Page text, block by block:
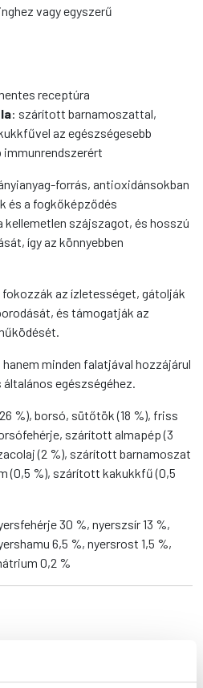
vagy egyszerű
receptúra
: szárított barnamoszattal,
az egészségesebb
immunrendszerért
forrás, antioxidánsokban
és a fogkőképződés
szájszagot, és hosszú
így az könnyebben
fokozzák az ízletességet, gátolják
és támogatják az
minden falatjával hozzájárul
egészségéhez.
%), borsó, sütőtök (18 %), friss
szárított almapép (3
(2 %), szárított barnamoszat
(0,5 %), szárított kakukkfű (0,5
30 %, nyerszsír 13 %,
6,5 %, nyersrost 1,5 %,
0,2 %